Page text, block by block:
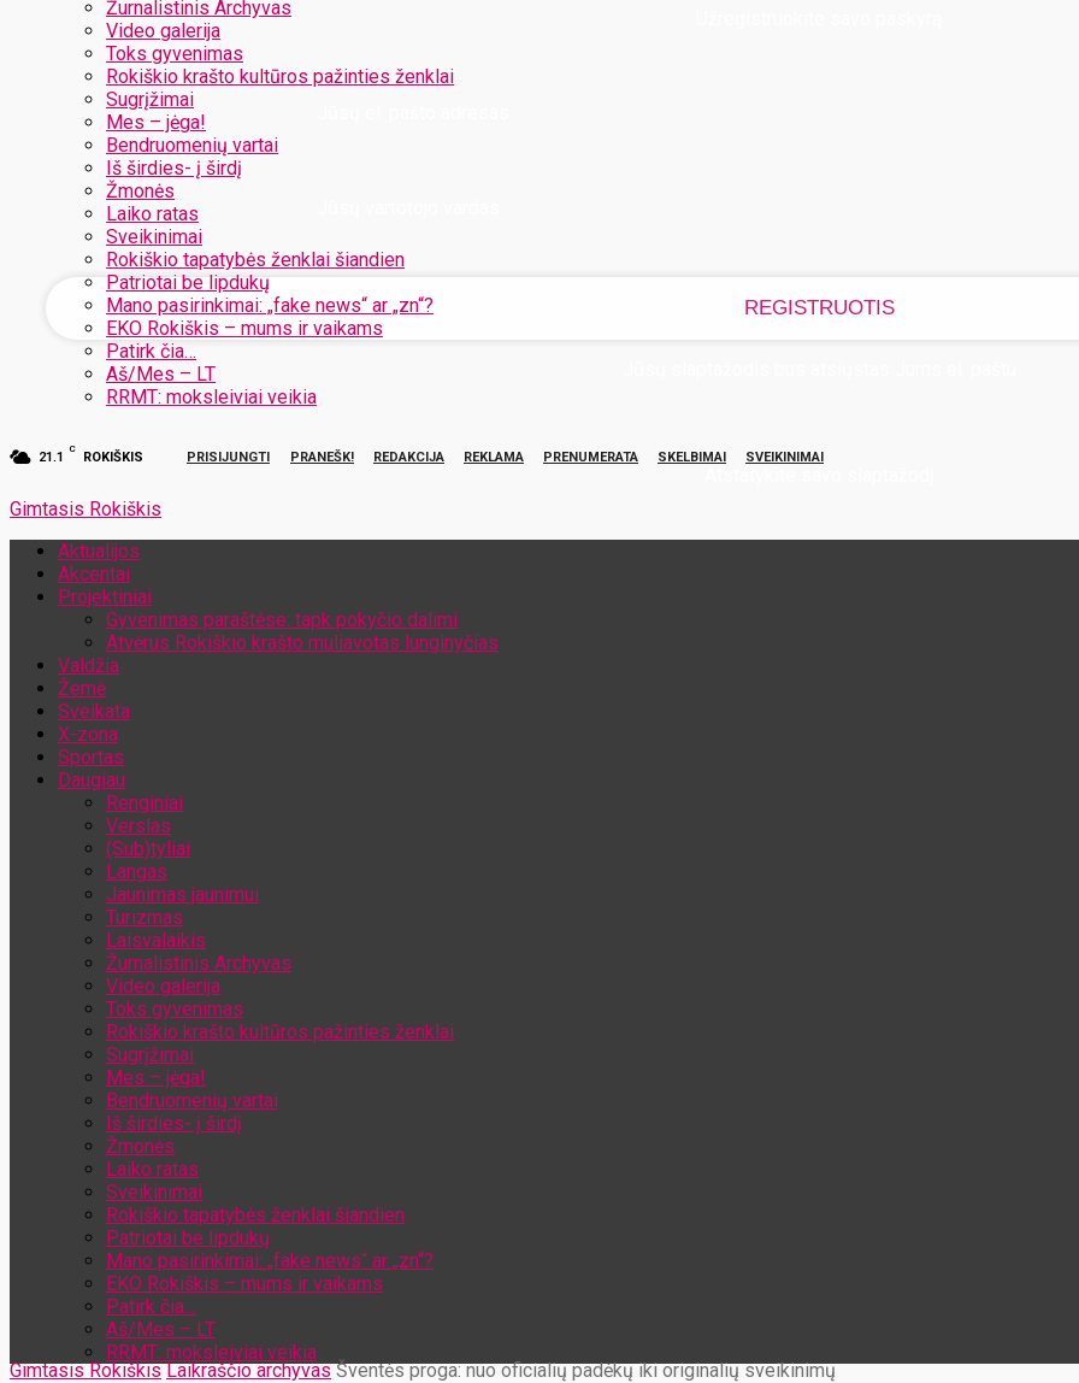
Žurnalistinis Archyvas
Video galerija
Toks gyvenimas
Rokiškio krašto kultūros pažinties ženklai
Sugrįžimai
Mes – jėga!
Bendruomenių vartai
Iš širdies- į širdį
Žmonės
Laiko ratas
Sveikinimai
Rokiškio tapatybės ženklai šiandien
Patriotai be lipdukų
Mano pasirinkimai: „fake news“ ar „zn“?
EKO Rokiškis – mums ir vaikams
Patirk čia…
Aš/Mes – LT
RRMT: moksleiviai veikia
21.1
C
ROKIŠKIS PRISIJUNGTI PRANEŠK! REDAKCIJA REKLAMA PRENUMERATA SKELBIMAI SVEIKINIMAI
Gimtasis Rokiškis
Aktualijos
Akcentai
Projektiniai
Gyvenimas paraštėse: tapk pokyčio dalimi
Atvėrus Rokiškio krašto muliavotas lunginyčias
Valdžia
Žemė
Sveikata
X-zona
Sportas
Daugiau
Renginiai
Verslas
(Sub)tyliai
Langas
Jaunimas jaunimui
Turizmas
Laisvalaikis
Žurnalistinis Archyvas
Video galerija
Toks gyvenimas
Rokiškio krašto kultūros pažinties ženklai
Sugrįžimai
Mes – jėga!
Bendruomenių vartai
Iš širdies- į širdį
Žmonės
Laiko ratas
Sveikinimai
Rokiškio tapatybės ženklai šiandien
Patriotai be lipdukų
Mano pasirinkimai: „fake news“ ar „zn“?
EKO Rokiškis – mums ir vaikams
Patirk čia…
Aš/Mes – LT
RRMT: moksleiviai veikia
Gimtasis Rokiškis Laikraščio archyvas Šventės proga: nuo oficialių padėkų iki originalių sveikinimų